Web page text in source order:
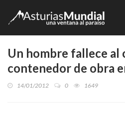
Un hombre fallece al
contenedor de obra
14/01/2012 0 1649